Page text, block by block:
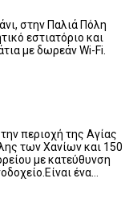
στην Παλιά Πόλη
εστιατόριο και
με δωρεάν Wi-Fi.
περιοχή της Αγίας
των Χανίων και 150
με κατεύθυνση
ένα…